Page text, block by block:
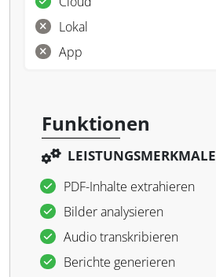
Lokal
App
Funktionen
LEISTUNGSMERKMALE
PDF-Inhalte extrahieren
Bilder analysieren
Audio transkribieren
Berichte generieren